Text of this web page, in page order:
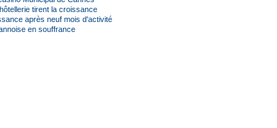
tirent la croissance
après neuf mois d'activité
en souffrance